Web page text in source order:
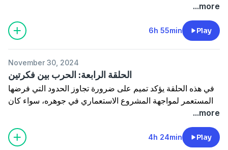
...more
6h 55min Play
November 30, 2024
الحلقة الرابعة: الحرب بين فكرتين
في هذه الحلقة يؤكد تميم على ضرورة تجاوز الحدود التي فرضها
المستعمر لمواجهة المشروع الاستعماري في جوهره، سواء كان
يرى تميم أن الاستعمار لم ينتهِ، بل تبدلت أساليبه، حيث تواصل
الهيمنة عبر النخب والمؤسسات التي تخدم مصالح القوى
...more
4h 24min Play